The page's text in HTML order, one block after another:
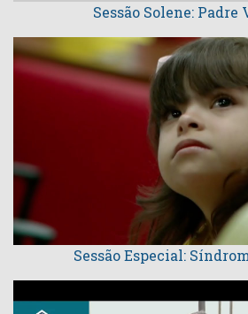
Sessão Solene: Padre
Sessão Especial: